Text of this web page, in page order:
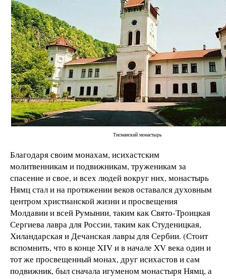
Тисманский монастырь
Благодаря своим монахам, исихастским
молитвенникам и подвижникам, труженикам за
спасение и свое, и всех людей вокруг них, монастырь
Нямц стал и на протяжении веков оставался духовным
центром христианской жизни и просвещения
Молдавии и всей Румынии, таким как Свято-Троицкая
Сергиева лавра для России, таким как Студеницкая,
Хиландарская и Дечанская лавры для Сербии. (Стоит
вспомнить, что в конце XIV и в начале XV века один и
тот же просвещенный монах, друг исихастов и сам
подвижник, был сначала игуменом монастыря Нямц, а